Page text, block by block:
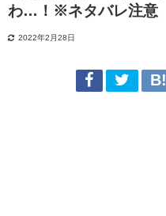
わ…！※ネタバレ注意
2022年2月28日